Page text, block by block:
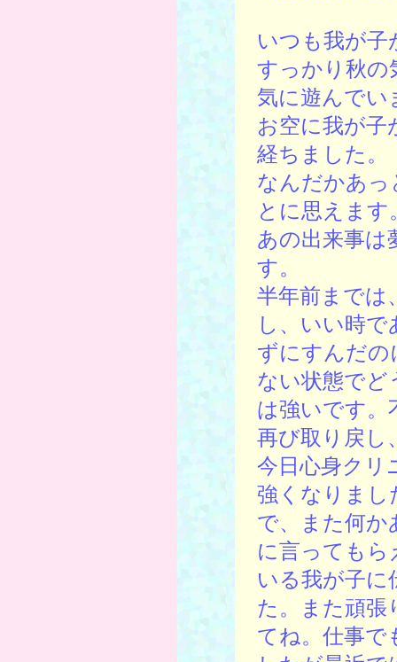
いつも我が子
すっかり秋の
気に遊んでい
お空に我が子
経ちました。
なんだかあっ
とに思えます
あの出来事は
す。
半年前までは
し、いい時
ずにすんだの
ない状態でど
は強いです。
再び取り戻し
今日心身クリ
強くなりまし
で、また何か
に言っても
いる我が子
た。また頑張
てね。仕事で